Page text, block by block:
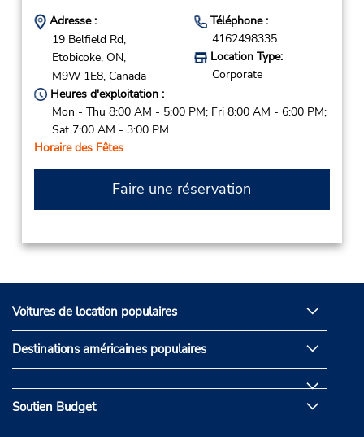
Adresse :
19 Belfield Rd,
Etobicoke, ON,
M9W 1E8, Canada
Téléphone :
4162498335
Location Type:
Corporate
Heures d'exploitation :
Mon - Thu 8:00 AM - 5:00 PM; Fri 8:00 AM - 6:00 PM;
Sat 7:00 AM - 3:00 PM
Horaire des Fêtes
Faire une réservation
Voitures de location populaires
Destinations américaines populaires
Soutien Budget